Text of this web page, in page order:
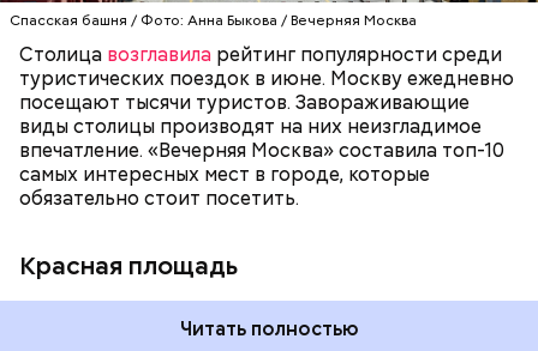
Спасская башня / Фото: Анна Быкова / Вечерняя Москва
Столица возглавила рейтинг популярности среди
туристических поездок в июне. Москву ежедневно
посещают тысячи туристов. Завораживающие
виды столицы производят на них неизгладимое
впечатление. «Вечерняя Москва» составила топ-10
самых интересных мест в городе, которые
обязательно стоит посетить.
Красная площадь
Читать полностью
— Еще типичная ситуация, когда говорят:
«Занимайте обе стороны эскалатора». А никто не
занимает! И из-за этого образуется огромная
очередь. И если опаздываешь, то идешь по этому
огромному эскалатору очень-очень долго, —
поделился Андрей, 19 лет.